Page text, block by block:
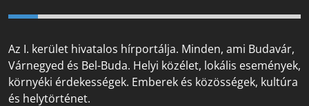
Az I. kerület hivatalos hírportálja. Minden, ami Budavár,
Várnegyed és Bel-Buda. Helyi közélet, lokális események,
környéki érdekességek. Emberek és közösségek, kultúra
és helytörténet.